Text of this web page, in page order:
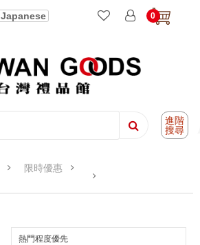
Japanese
0
進階
搜尋
限時優惠